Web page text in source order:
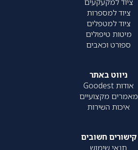
ציוד למספרות
ציוד למטפלים
מיטות טיפולים
ספורט וכאבים
ניווט באתר
אודות Goodest
מאמרים מקצועיים
איכות השירות
קישורים חשובים
תנאי שימוש